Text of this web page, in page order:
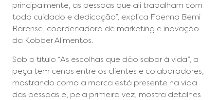
principalmente, as pessoas que ali trabalham com
todo cuidado e dedicação”, explica Faenna Bemi
Barense, coordenadora de marketing e inovação
da Kobber Alimentos.
Sob o título “As escolhas que dão sabor à vida”, a
peça tem cenas entre os clientes e colaboradores,
mostrando como a marca está presente na vida
das pessoas e, pela primeira vez, mostra detalhes